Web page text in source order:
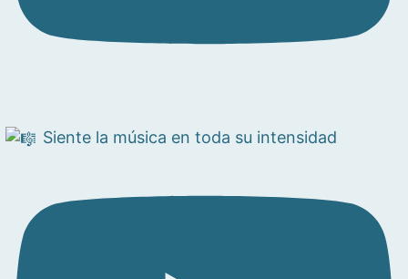
Siente la música en toda su intensidad